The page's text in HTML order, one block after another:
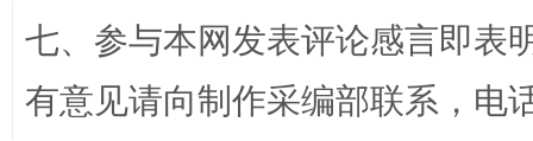
七、参与本网发表评论感言即表
有意见请向制作采编部联系，电